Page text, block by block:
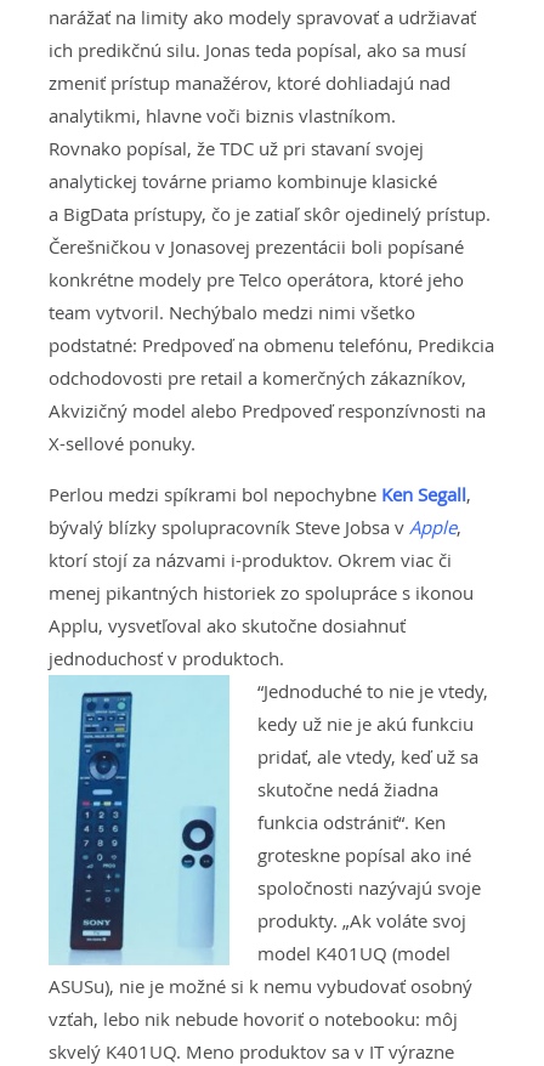
narážať na limity ako modely spravovať a udržiavať
ich predikčnú silu. Jonas teda popísal, ako sa musí
zmeniť prístup manažérov, ktoré dohliadajú nad
analytikmi, hlavne voči biznis vlastníkom.
Rovnako popísal, že TDC už pri stavaní svojej
analytickej továrne priamo kombinuje klasické
a BigData prístupy, čo je zatiaľ skôr ojedinelý prístup.
Čerešničkou v Jonasovej prezentácii boli popísané
konkrétne modely pre Telco operátora, ktoré jeho
team vytvoril. Nechýbalo medzi nimi všetko
podstatné: Predpoveď na obmenu telefónu, Predikcia
odchodovosti pre retail a komerčných zákazníkov,
Akvizičný model alebo Predpoveď responzívnosti na
X-sellové ponuky.
Perlou medzi spíkrami bol nepochybne Ken Segall,
bývalý blízky spolupracovník Steve Jobsa v Apple,
ktorí stojí za názvami i-produktov. Okrem viac či
menej pikantných historiek zo spolupráce s ikonou
Applu, vysvetľoval ako skutočne dosiahnuť
jednoduchosť v produktoch.
“Jednoduché to nie je vtedy,
kedy už nie je akú funkciu
pridať, ale vtedy, keď už sa
skutočne nedá žiadna
funkcia odstrániť“. Ken
groteskne popísal ako iné
spoločnosti nazývajú svoje
produkty. „Ak voláte svoj
model K401UQ (model
ASUSu), nie je možné si k nemu vybudovať osobný
vzťah, lebo nik nebude hovoriť o notebooku: môj
skvelý K401UQ. Meno produktov sa v IT výrazne